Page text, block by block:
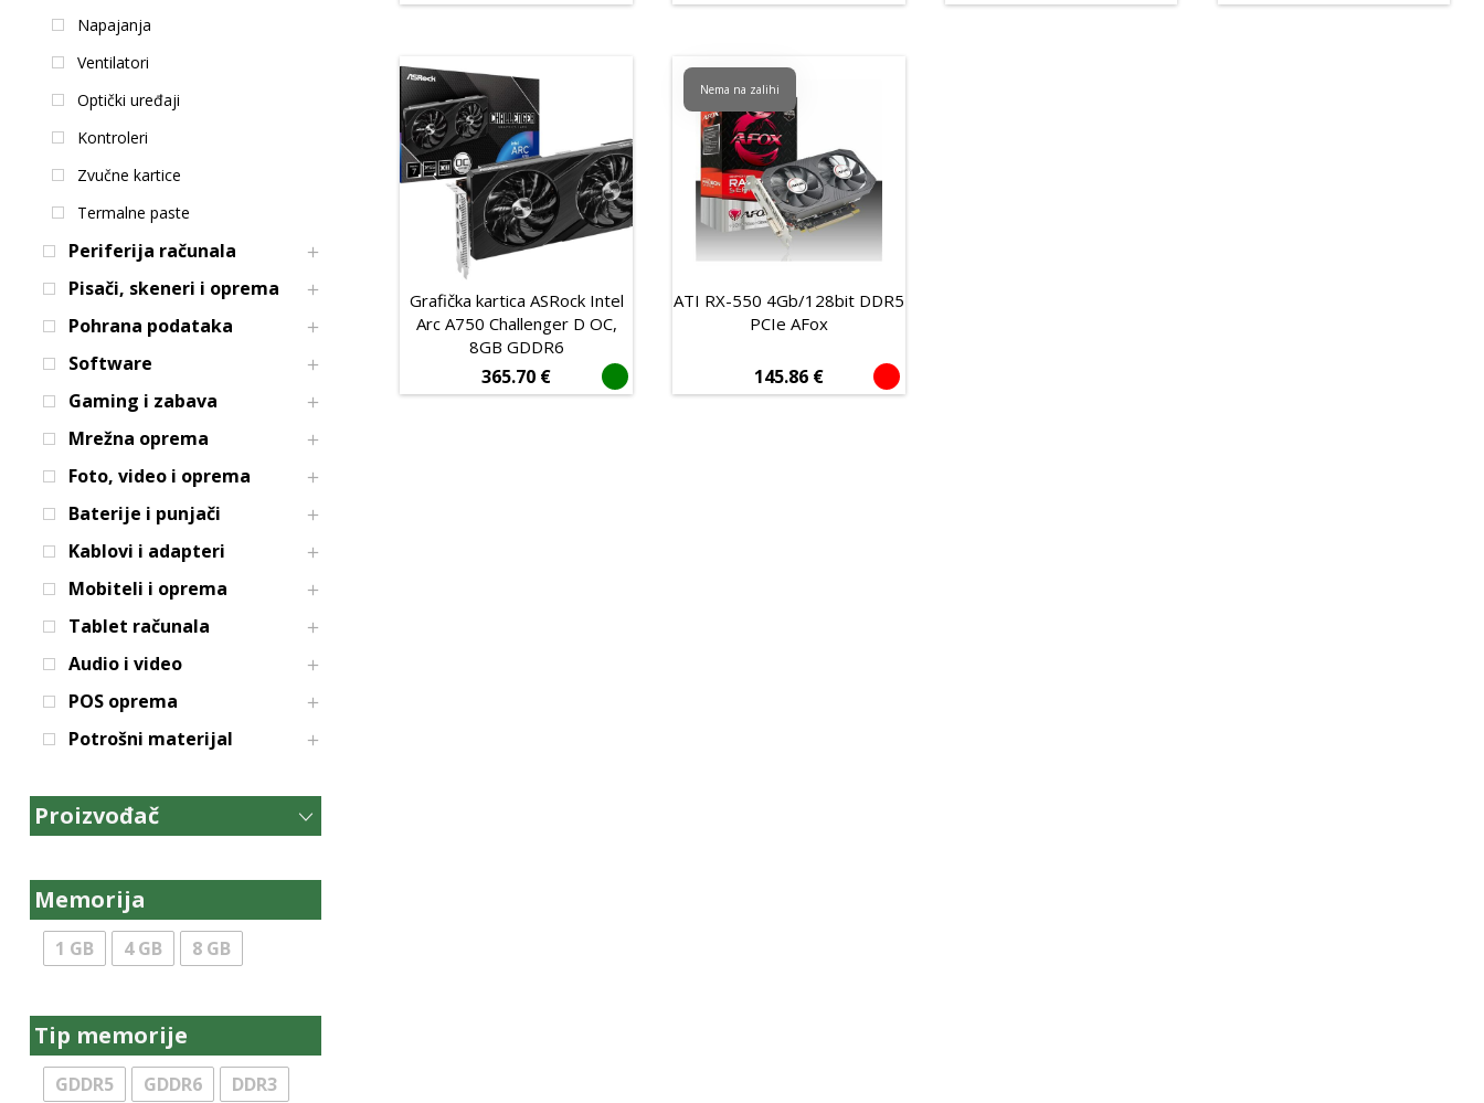
Grafička kartica ASRock Intel
Arc A750 Challenger D OC,
8GB GDDR6
365.70 €
ATI RX-550 4Gb/128bit DDR5
PCIe AFox
145.86 €
Nema na zalihi
Napajanja
Ventilatori
Optički uređaji
Kontroleri
Zvučne kartice
Termalne paste
Periferija računala
Pisači, skeneri i oprema
Pohrana podataka
Software
Gaming i zabava
Mrežna oprema
Foto, video i oprema
Baterije i punjači
Kablovi i adapteri
Mobiteli i oprema
Tablet računala
Audio i video
POS oprema
Potrošni materijal
Proizvođač
Memorija
1 GB 4 GB 8 GB
Tip memorije
GDDR5 GDDR6 DDR3